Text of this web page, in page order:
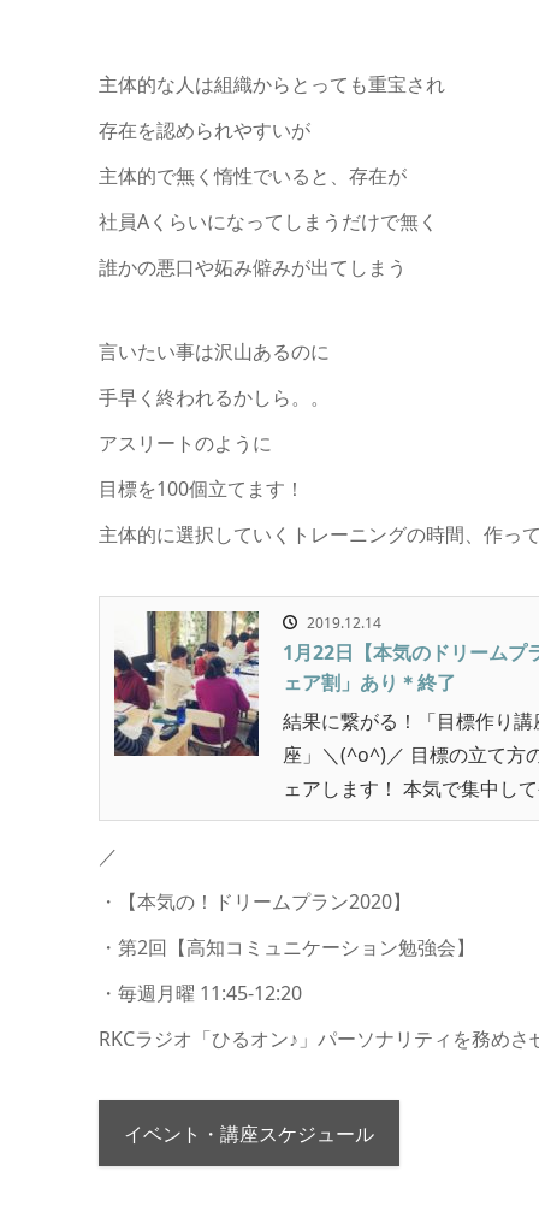
主体的な人は組織からとっても重宝され
存在を認められやすいが
主体的で無く惰性でいると、存在が
社員Aくらいになってしまうだけで無く
誰かの悪口や妬み僻みが出てしまう
言いたい事は沢山あるのに
手早く終われるかしら。。
アスリートのように
目標を100個立てます！
主体的に選択していくトレーニングの時間、作っ
2019.12.14
1月22日【本気のドリーム
ェア割」あり＊終了
結果に繋がる！「目標作り
座」＼(^o^)／ 目標の立て方
ェアします！ 本気で集中し
／
・【本気の！ドリームプラン2020】
・第2回【高知コミュニケーション勉強会】
・毎週月曜 11:45-12:20
RKCラジオ「ひるオン♪」パーソナリティを務めさ
イベント・講座スケジュール